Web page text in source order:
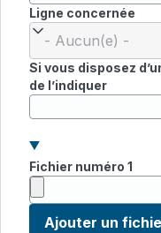
Ligne concernée
Si vous disposez
de l’indiquer
Fichier numéro 1
Ajouter un